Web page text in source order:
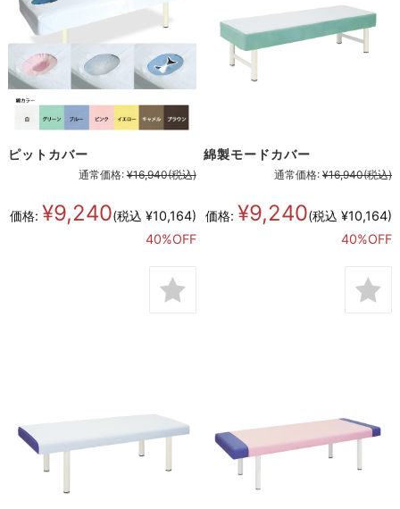
ピットカバー
通常価格: ¥16,940(税込)
価格: ¥9,240(税込 ¥10,164)
40%OFF
綿製モードカバー
通常価格: ¥16,940(税込)
価格: ¥9,240(税込 ¥10,164)
40%OFF